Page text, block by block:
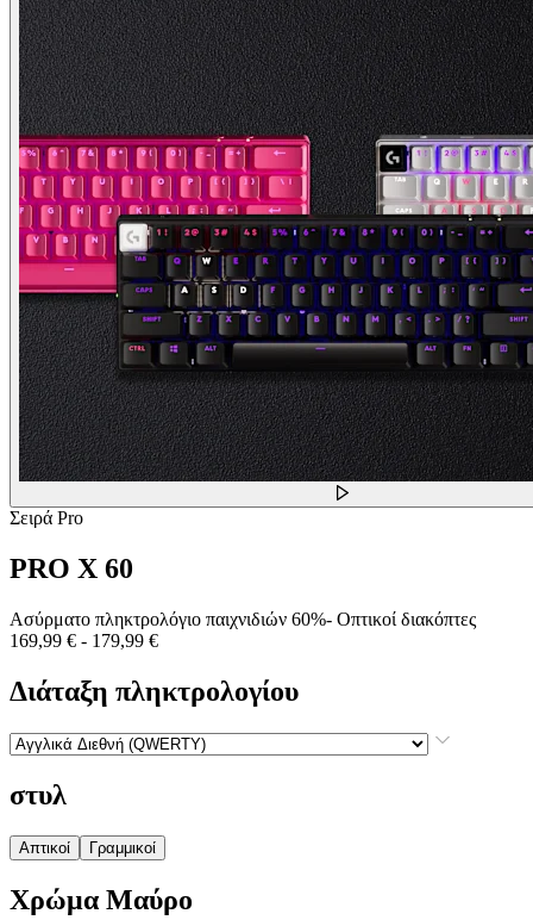
Σειρά Pro
PRO X 60
Ασύρματο πληκτρολόγιο παιχνιδιών 60%- Οπτικοί διακόπτες
169,99 € - 179,99 €
Διάταξη πληκτρολογίου
στυλ
Απτικοί Γραμμικοί
Χρώμα Μαύρο